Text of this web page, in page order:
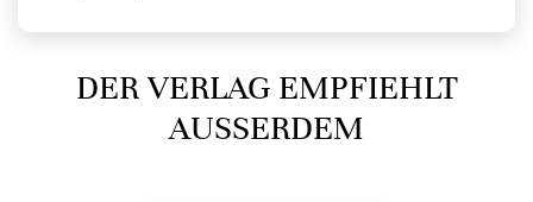
DER VERLAG EMPFIEHLT
AUSSERDEM